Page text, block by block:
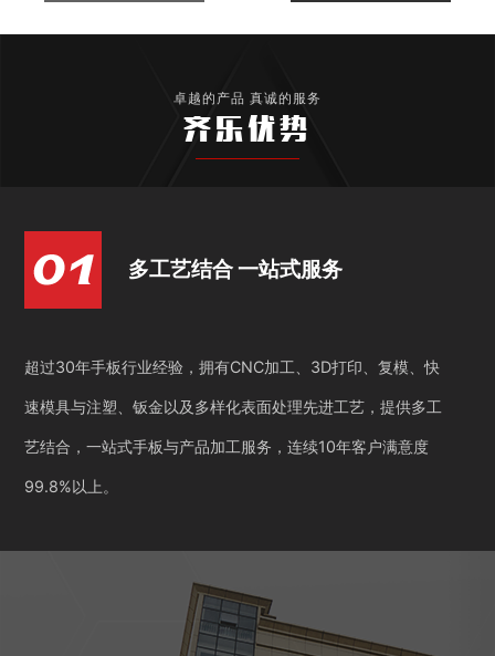
卓越的产品 真诚的服务
齐乐优势
多工艺结合 一站式服务
超过30年手板行业经验，拥有CNC加工、3D打印、复模、快
速模具与注塑、钣金以及多样化表面处理先进工艺，提供多工
艺结合，一站式手板与产品加工服务，连续10年客户满意度
99.8%以上。